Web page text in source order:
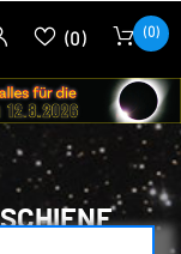
(0) (0)